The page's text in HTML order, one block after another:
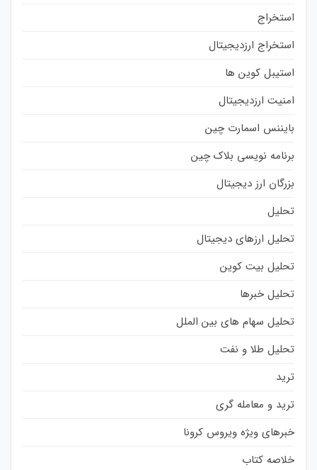
استخراج
استخراج ارزدیجیتال
استیبل کوین ها
امنیت ارزدیجیتال
بایننس اسمارت چین
برنامه نویسی بلاک چین
بزرگان ارز دیجیتال
تحلیل
تحلیل ارزهای دیجیتال
تحلیل بیت کوین
تحلیل خبرها
تحلیل سهام های بین الملل
تحلیل طلا و نفت
ترید
ترید و معامله گری
خبرهای ویژه ویروس کرونا
خلاصه کتاب